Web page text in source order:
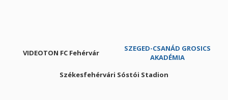
VIDEOTON FC Fehérvár
SZEGED-CSANÁD GROSICS
AKADÉMIA
Székesfehérvári Sóstói Stadion